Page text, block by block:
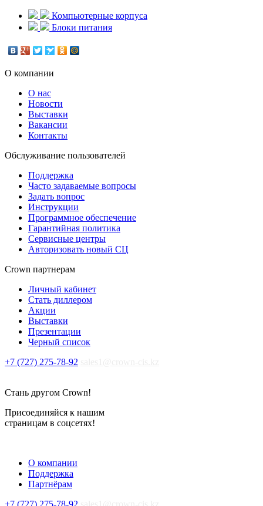
Компьютерные корпуса
Блоки питания
О компании
О нас
Новости
Выставки
Вакансии
Контакты
Обслуживание пользователей
Поддержка
Часто задаваемые вопросы
Задать вопрос
Инструкции
Программное обеспечение
Гарантийная политика
Сервисные центры
Авторизовать новый СЦ
Crown партнерам
Личный кабинет
Стать диллером
Акции
Выставки
Презентации
Черный список
+7 (727) 275-78-92
Стань другом Crown!
Присоединяйся к нашим
страницам в соцсетях!
О компании
Поддержка
Партнёрам
+7 (727) 275-78-92